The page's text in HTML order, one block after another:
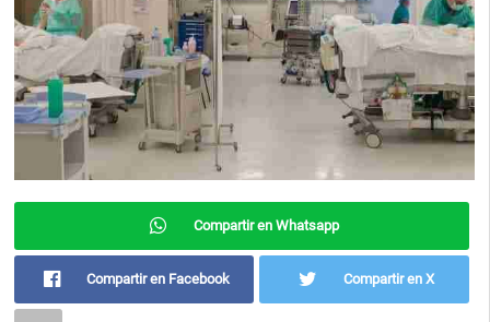
Compartir en Whatsapp
Compartir en Facebook Compartir en X